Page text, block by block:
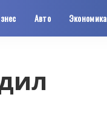
Авто Экономика